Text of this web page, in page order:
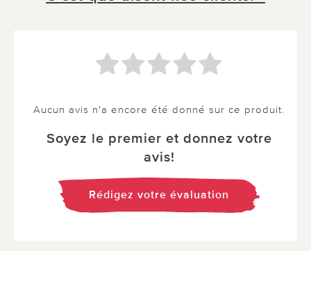
Aucun avis n'a encore été donné sur ce produit.
Soyez le premier et donnez votre
avis!
Rédigez votre évaluation